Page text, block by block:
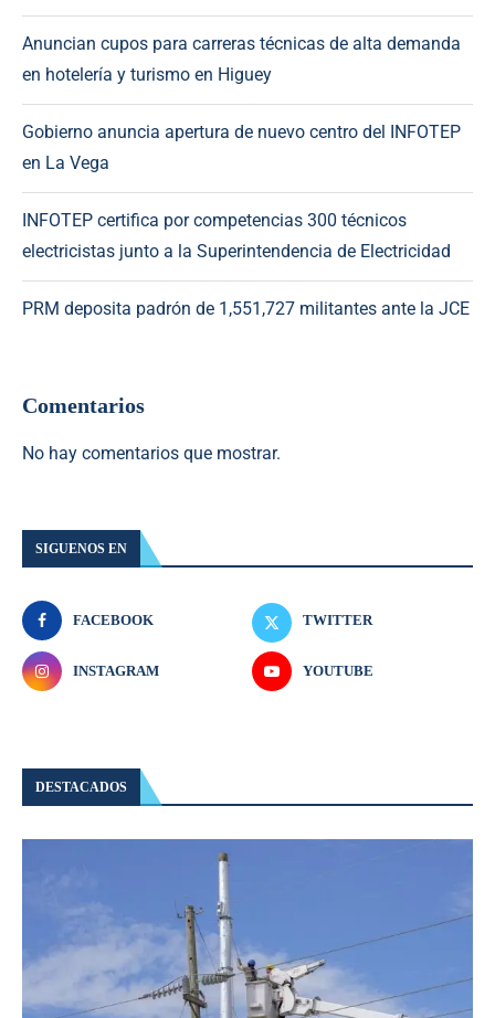
Anuncian cupos para carreras técnicas de alta demanda
en hotelería y turismo en Higuey
Gobierno anuncia apertura de nuevo centro del INFOTEP
en La Vega
INFOTEP certifica por competencias 300 técnicos
electricistas junto a la Superintendencia de Electricidad
PRM deposita padrón de 1,551,727 militantes ante la JCE
Comentarios
No hay comentarios que mostrar.
SIGUENOS EN
FACEBOOK TWITTER
INSTAGRAM YOUTUBE
DESTACADOS